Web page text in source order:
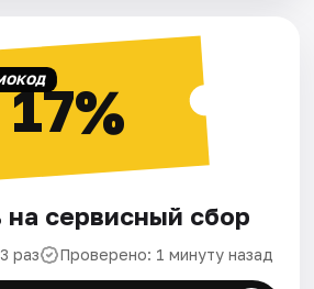
17%
на сервисный сбор
раз Проверено: 1 минуту назад